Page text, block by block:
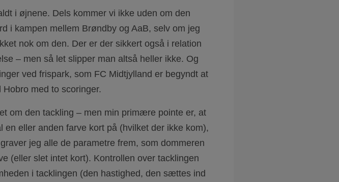
i øjnene. Dels kommer vi ikke uden om den
i kampen mellem Brøndby og AaB, selv om jeg
nok om den. Der er der sikkert også i relation
– men så let slipper man altså heller ikke. Og
ved frispark, som FC Midtjylland er begyndt at
med to scoringer.
om den tackling – men min primære pointe er, at
eller anden farve kort på (hvilket der ikke kom),
jeg alle de parametre frem, som dommeren
(eller slet intet kort). Kontrollen over tacklingen
i tacklingen (den hastighed, den sættes ind